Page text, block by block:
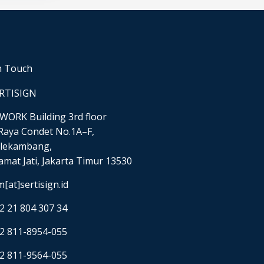
Touch
Building 3rd floor
Condet No.1A–F,
Jati, Jakarta Timur 13530
21 804 307 34
811-8954-055
811-9564-055